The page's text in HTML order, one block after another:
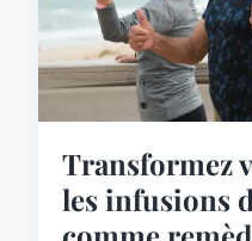
Transformez
les infusions